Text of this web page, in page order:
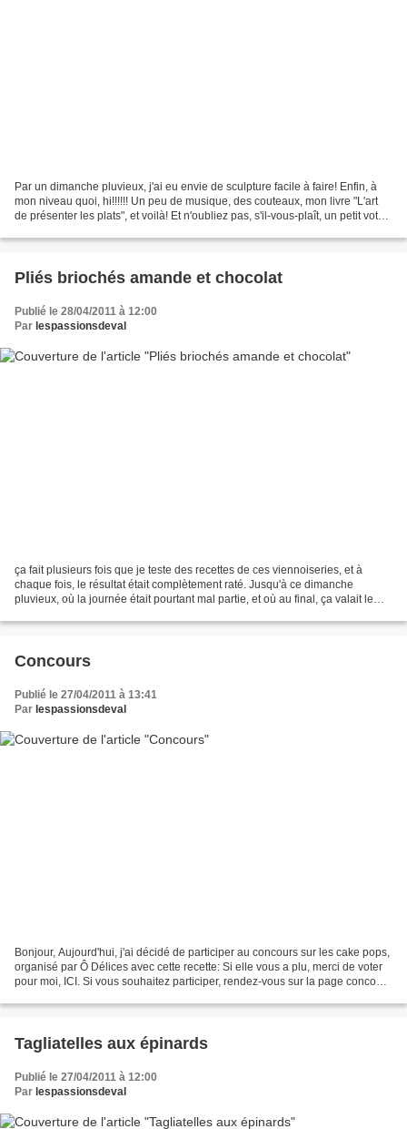
Par un dimanche pluvieux, j'ai eu envie de sculpture facile à faire! Enfin, à
mon niveau quoi, hi!!!!!! Un peu de musique, des couteaux, mon livre "L'art
de présenter les plats", et voilà! Et n'oubliez pas, s'il-vous-plaît, un petit vote
Pliés briochés amande et chocolat
Publié le 28/04/2011 à 12:00
Par lespassionsdeval
ça fait plusieurs fois que je teste des recettes de ces viennoiseries, et à
chaque fois, le résultat était complètement raté. Jusqu'à ce dimanche
pluvieux, où la journée était pourtant mal partie, et où au final, ça valait le
Concours
Publié le 27/04/2011 à 13:41
Par lespassionsdeval
Bonjour, Aujourd'hui, j'ai décidé de participer au concours sur les cake pops,
organisé par Ô Délices avec cette recette: Si elle vous a plu, merci de voter
pour moi, ICI. Si vous souhaitez participer, rendez-vous sur la page concours
Tagliatelles aux épinards
Publié le 27/04/2011 à 12:00
Par lespassionsdeval